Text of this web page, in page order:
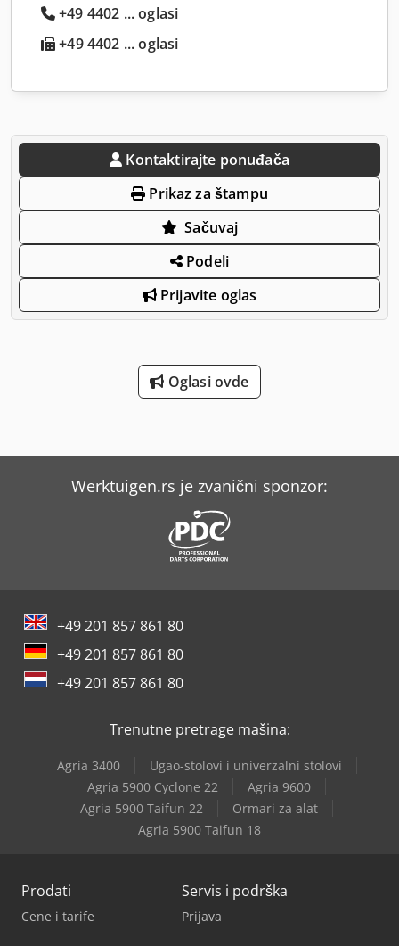
+49 4402 ... oglasi
+49 4402 ... oglasi
Kontaktirajte ponuđača
Prikaz za štampu
Sačuvaj
Podeli
Prijavite oglas
Oglasi ovde
Werktuigen.rs je zvanični sponzor:
+49 201 857 861 80
+49 201 857 861 80
+49 201 857 861 80
Trenutne pretrage mašina:
Agria 3400
Ugao-stolovi i univerzalni stolovi
Agria 5900 Cyclone 22
Agria 9600
Agria 5900 Taifun 22
Ormari za alat
Agria 5900 Taifun 18
Prodati
Cene i tarife
Servis i podrška
Prijava